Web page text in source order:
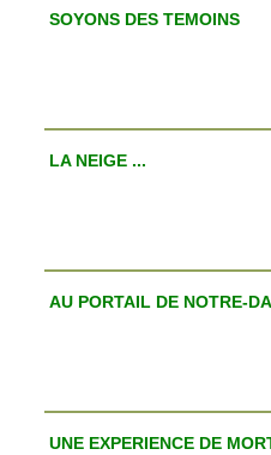
SOYONS DES TEMOINS
LA NEIGE ...
AU PORTAIL DE NOTRE-
UNE EXPERIENCE DE